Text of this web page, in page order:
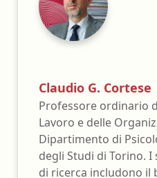
Claudio G. Cortese
Professore ordinario
Lavoro e delle
Dipartimento di
degli Studi di Torino.
di ricerca includono il